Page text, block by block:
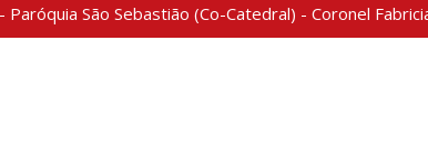
São Sebastião (Co-Catedral) - Coronel